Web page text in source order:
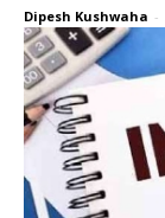
Dipesh Kushwaha -